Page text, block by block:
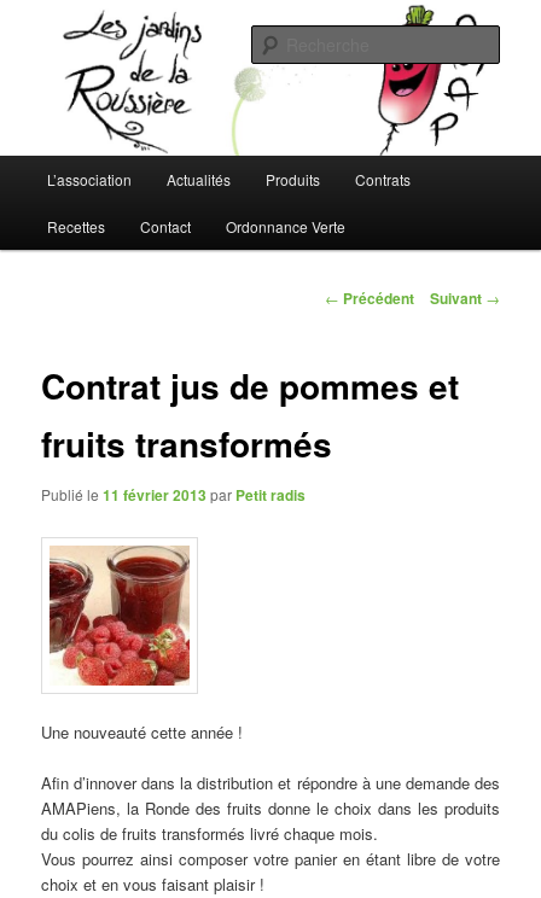
Les Jardins de la Roussière
L'AMAP de Montreuil-Juigné !
principal
L’association Actualités Produits Contrats
Recettes Contact Ordonnance Verte
Navigation
← Précédent Suivant →
Contrat jus de pommes et
fruits transformés
Publié le11 février 2013par Petit radis
Une nouveauté cette année !
Afin d’innover dans la distribution et répondre à une demande des
AMAPiens, la Ronde des fruits donne le choix dans les produits
du colis de fruits transformés livré chaque mois.
Vous pourrez ainsi composer votre panier en étant libre de votre
choix et en vous faisant plaisir !